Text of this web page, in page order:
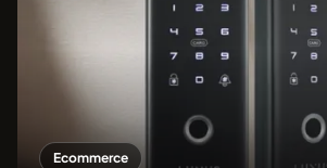
Ecommerce